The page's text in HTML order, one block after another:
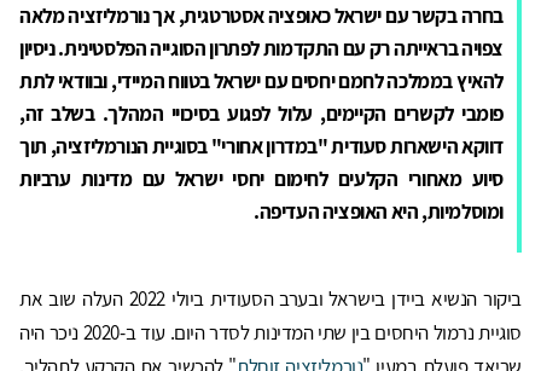
בחרה בקשר עם ישראל כאופציה אסטרטגית, אך נורמליזציה מלאה
צפויה בראייתה רק עם התקדמות לפתרון הסוגייה הפלסטינית. ניסיון
להאיץ בממלכה לחמם יחסים עם ישראל בטווח המיידי, ובוודאי לתת
פומבי לקשרים הקיימים, עלול לפגוע בסיכויי המהלך. בשלב זה,
דווקא הישארות סעודית "במדרון אחורי" בסוגיית הנורמליזציה, תוך
סיוע מאחורי הקלעים לחימום יחסי ישראל עם מדינות ערביות
ומוסלמיות, היא האופציה העדיפה.
ביקור הנשיא ביידן בישראל ובערב הסעודית ביולי 2022 העלה שוב את
סוגיית נרמול היחסים בין שתי המדינות לסדר היום. עוד ב-2020 ניכר היה